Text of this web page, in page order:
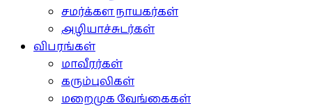
சமர்க்கள நாயகர்கள்
அழியாச்சுடர்கள்
விபரங்கள்
மாவீரர்கள்
கரும்புலிகள்
மறைமுக வேங்கைகள்